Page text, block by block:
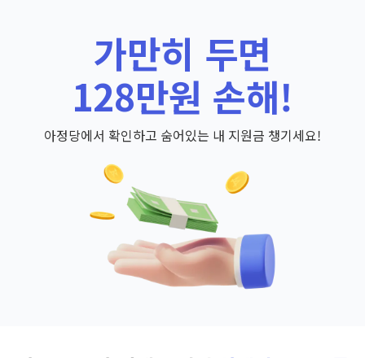
가만히 두면
128만원 손해!
아정당에서 확인하고 숨어있는 내 지원금 챙기세요!